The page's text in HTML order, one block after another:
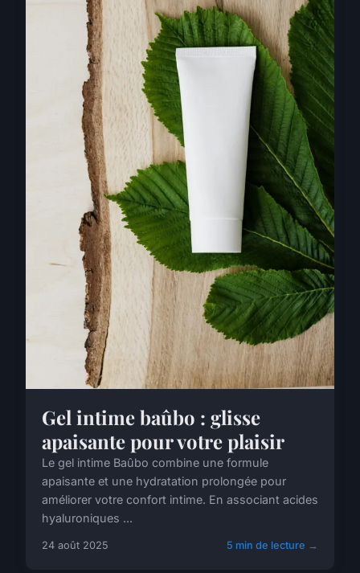
Gel intime baûbo : glisse
apaisante pour votre plaisir
Le gel intime Baûbo combine une formule
apaisante et une hydratation prolongée pour
améliorer votre confort intime. En associant acides
hyaluroniques ...
24 août 2025 5 min de lecture →